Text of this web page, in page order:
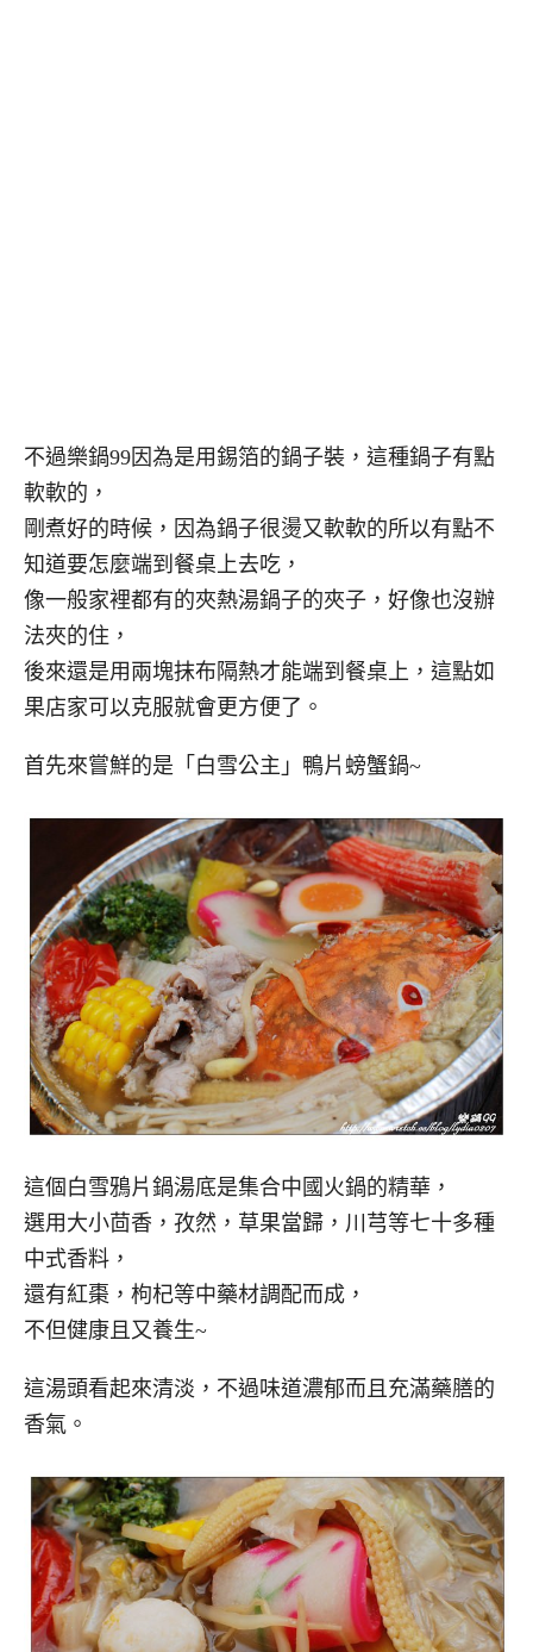
不過樂鍋99因為是用錫箔的鍋子裝，這種鍋子有點
軟軟的，
剛煮好的時候，因為鍋子很燙又軟軟的所以有點不
知道要怎麼端到餐桌上去吃，
像一般家裡都有的夾熱湯鍋子的夾子，好像也沒辦
法夾的住，
後來還是用兩塊抹布隔熱才能端到餐桌上，這點如
果店家可以克服就會更方便了。
首先來嘗鮮的是「白雪公主」鴨片螃蟹鍋~
這個白雪鴉片鍋湯底是集合中國火鍋的精華，
選用大小茴香，孜然，草果當歸，川芎等七十多種
中式香料，
還有紅棗，枸杞等中藥材調配而成，
不但健康且又養生~
這湯頭看起來清淡，不過味道濃郁而且充滿藥膳的
香氣。